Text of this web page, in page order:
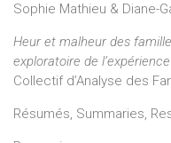
Sophie Mathieu & Diane-
Heur et malheur des
exploratoire de
Collectif d’Analyse des
Résumés, Summaries,